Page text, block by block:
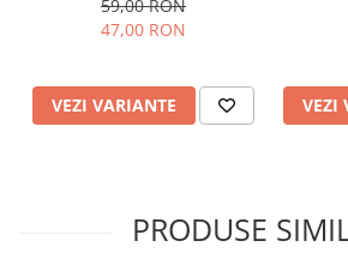
59,00 RON
47,00 RON
VEZI VARIANTE VEZI
PRODUSE